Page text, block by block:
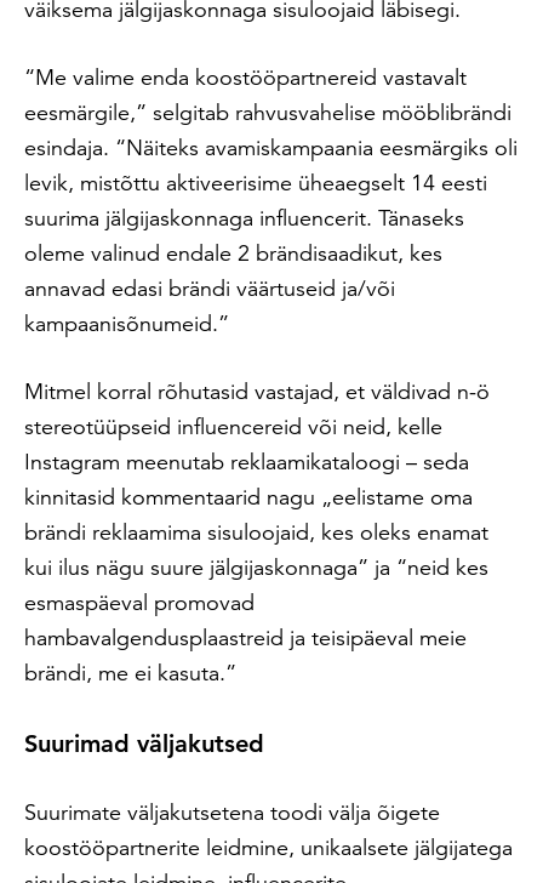
väiksema jälgijaskonnaga sisuloojaid läbisegi.
“Me valime enda koostööpartnereid vastavalt
eesmärgile,” selgitab rahvusvahelise mööblibrändi
esindaja. “Näiteks avamiskampaania eesmärgiks oli
levik, mistõttu aktiveerisime üheaegselt 14 eesti
suurima jälgijaskonnaga influencerit. Tänaseks
oleme valinud endale 2 brändisaadikut, kes
annavad edasi brändi väärtuseid ja/või
kampaanisõnumeid.”
Mitmel korral rõhutasid vastajad, et väldivad n-ö
stereotüüpseid influencereid või neid, kelle
Instagram meenutab reklaamikataloogi – seda
kinnitasid kommentaarid nagu „eelistame oma
brändi reklaamima sisuloojaid, kes oleks enamat
kui ilus nägu suure jälgijaskonnaga” ja “neid kes
esmaspäeval promovad
hambavalgendusplaastreid ja teisipäeval meie
brändi, me ei kasuta.”
Suurimad väljakutsed
Suurimate väljakutsetena toodi välja õigete
koostööpartnerite leidmine, unikaalsete jälgijatega